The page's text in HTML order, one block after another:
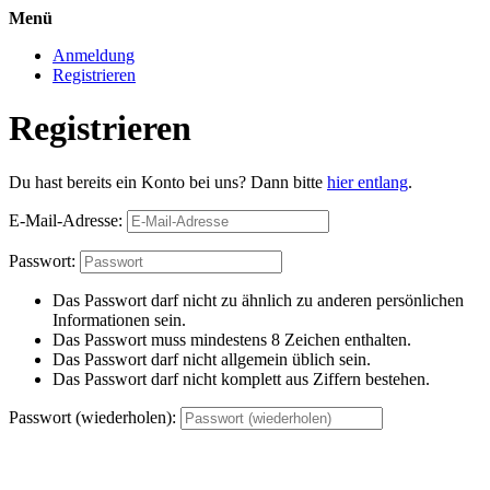
Menü
Anmeldung
Registrieren
Registrieren
Du hast bereits ein Konto bei uns? Dann bitte hier entlang.
E-Mail-Adresse:
Passwort:
Das Passwort darf nicht zu ähnlich zu anderen persönlichen
Informationen sein.
Das Passwort muss mindestens 8 Zeichen enthalten.
Das Passwort darf nicht allgemein üblich sein.
Das Passwort darf nicht komplett aus Ziffern bestehen.
Passwort (wiederholen):